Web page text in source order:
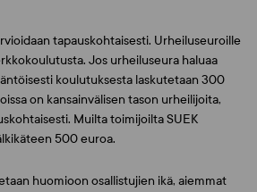
tapauskohtaisesti. Urheiluseuroille
Jos urheiluseura haluaa
koulutuksesta laskutetaan 300
on kansainvälisen tason urheilijoita,
Muilta toimijoilta SUEK
500 euroa.
huomioon osallistujien ikä, aiemmat